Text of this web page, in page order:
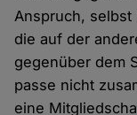
Anspruch,
die auf der
gegenüber dem
passe nicht
eine